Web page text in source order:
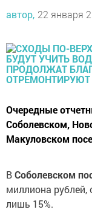
автор, 22 января
Очередные
Соболевском,
Макуловском
ВСоболевском
миллиона
лишь 15%.